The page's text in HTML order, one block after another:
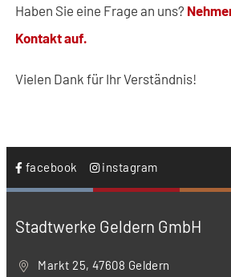
Haben Sie eine Frage an uns?
Kontakt auf.
Vielen Dank für Ihr Verständnis!
facebook instagram
Stadtwerke Geldern GmbH
Markt 25, 47608 Geldern